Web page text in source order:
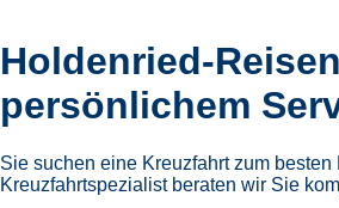
Holdenried-
persönlichem
Sie suchen eine Kreuzfahrt zum
Kreuzfahrtspezialist beraten wir Sie